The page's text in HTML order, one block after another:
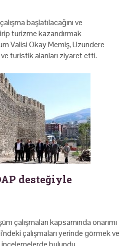
başlatılacağını ve
turizme kazandırmak
Valisi Okay Memiş, Uzundere
turistik alanları ziyaret etti.
desteğiyle
çalışmaları kapsamında onarımı
çalışmaları yerinde görmek ve